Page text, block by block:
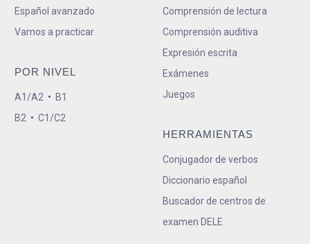
Español avanzado
Vamos a practicar
POR NIVEL
A1/A2 • B1
B2 • C1/C2
Comprensión de lectura
Comprensión auditiva
Expresión escrita
Exámenes
Juegos
HERRAMIENTAS
Conjugador de verbos
Diccionario español
Buscador de centros de
examen DELE